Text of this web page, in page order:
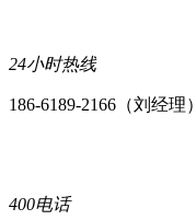
24小时热线
186-6189-2166（刘经理）
400电话